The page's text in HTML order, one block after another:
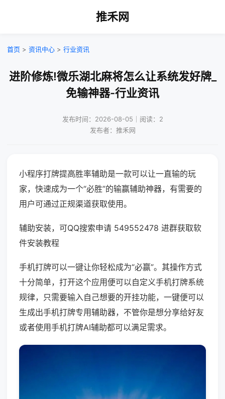
推禾网
首页 > 资讯中心 > 行业资讯
进阶修炼!微乐湖北麻将怎么让系统发好牌_
免输神器-行业资讯
发布时间：2026-08-05｜阅读：2
发布者：推禾网
小程序打牌提高胜率辅助是一款可以让一直输的玩
家，快速成为一个“必胜”的输赢辅助神器，有需要的
用户可通过正规渠道获取使用。
辅助安装，可QQ搜索申请 549552478 进群获取软
件安装教程
手机打牌可以一键让你轻松成为“必赢”。其操作方式
十分简单，打开这个应用便可以自定义手机打牌系统
规律，只需要输入自己想要的开挂功能，一键便可以
生成出手机打牌专用辅助器，不管你是想分享给好友
或者使用手机打牌AI辅助都可以满足需求。